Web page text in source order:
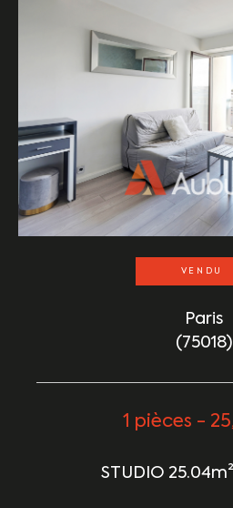
VENDU
Paris
(75018)
1 pièces -
STUDIO